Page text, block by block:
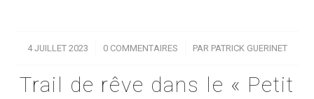
4 JUILLET 2023
/ 0 COMMENTAIRES
/ PAR PATRICK GUERINET
Trail de rêve dans le « Petit